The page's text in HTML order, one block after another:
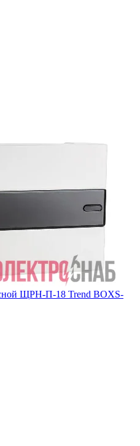
ЩРН-П-18 Trend BOXS-